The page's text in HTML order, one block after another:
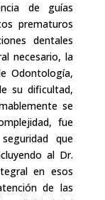
de guías
prematuros
dentales
necesario, la
Odontología,
su dificultad,
se
fue
que
al Dr.
en esos
de las